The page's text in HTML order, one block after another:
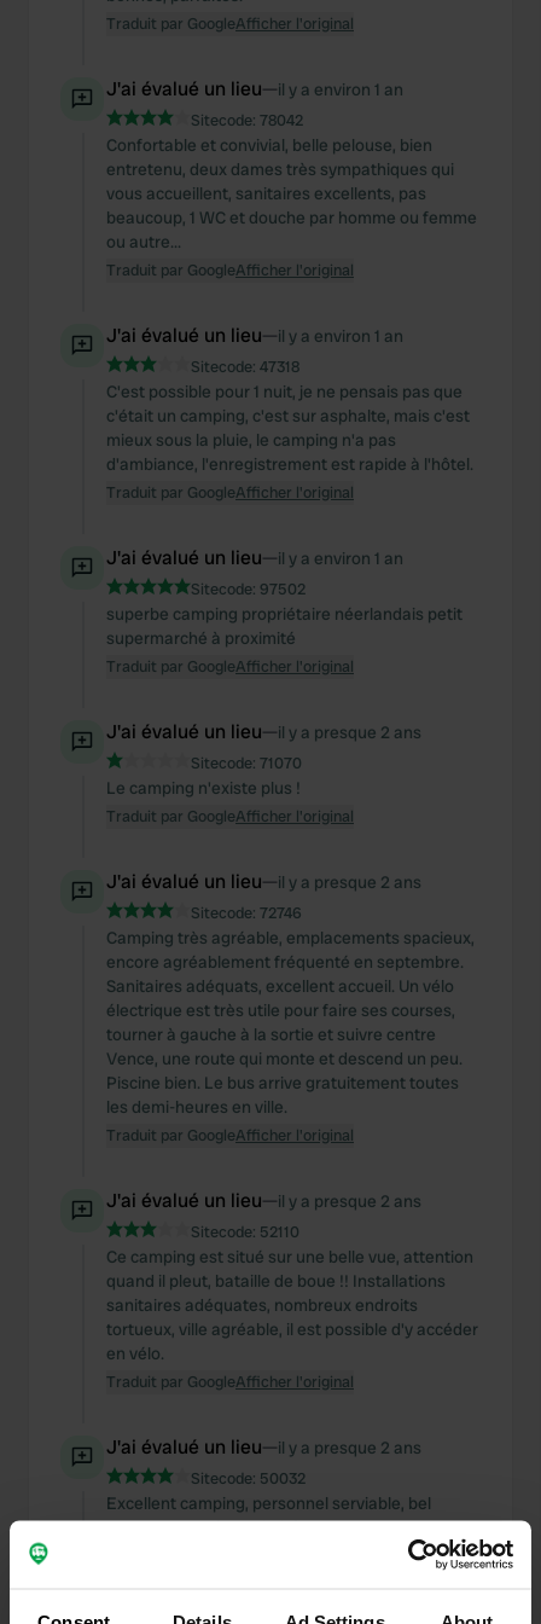
Traduit par GoogleAfficher l'original
J'ai évalué un lieu—il y a environ 1 an
Sitecode: 78042
Confortable et convivial, belle pelouse, bien
entretenu, deux dames très sympathiques qui
vous accueillent, sanitaires excellents, pas
beaucoup, 1 WC et douche par homme ou femme
ou autre...
Traduit par GoogleAfficher l'original
J'ai évalué un lieu—il y a environ 1 an
Sitecode: 47318
C'est possible pour 1 nuit, je ne pensais pas que
c'était un camping, c'est sur asphalte, mais c'est
mieux sous la pluie, le camping n'a pas
d'ambiance, l'enregistrement est rapide à l'hôtel.
Traduit par GoogleAfficher l'original
J'ai évalué un lieu—il y a environ 1 an
Sitecode: 97502
superbe camping propriétaire néerlandais petit
supermarché à proximité
Traduit par GoogleAfficher l'original
J'ai évalué un lieu—il y a presque 2 ans
Sitecode: 71070
Le camping n'existe plus !
Traduit par GoogleAfficher l'original
J'ai évalué un lieu—il y a presque 2 ans
Sitecode: 72746
Camping très agréable, emplacements spacieux,
encore agréablement fréquenté en septembre.
Sanitaires adéquats, excellent accueil. Un vélo
électrique est très utile pour faire ses courses,
tourner à gauche à la sortie et suivre centre
Vence, une route qui monte et descend un peu.
Piscine bien. Le bus arrive gratuitement toutes
les demi-heures en ville.
Traduit par GoogleAfficher l'original
J'ai évalué un lieu—il y a presque 2 ans
Sitecode: 52110
Ce camping est situé sur une belle vue, attention
quand il pleut, bataille de boue !! Installations
sanitaires adéquates, nombreux endroits
tortueux, ville agréable, il est possible d'y accéder
en vélo.
Traduit par GoogleAfficher l'original
J'ai évalué un lieu—il y a presque 2 ans
Sitecode: 50032
Excellent camping, personnel serviable, bel
emplacement à proximité d'une belle plage et
d'un port avec des restaurants, via un sentier